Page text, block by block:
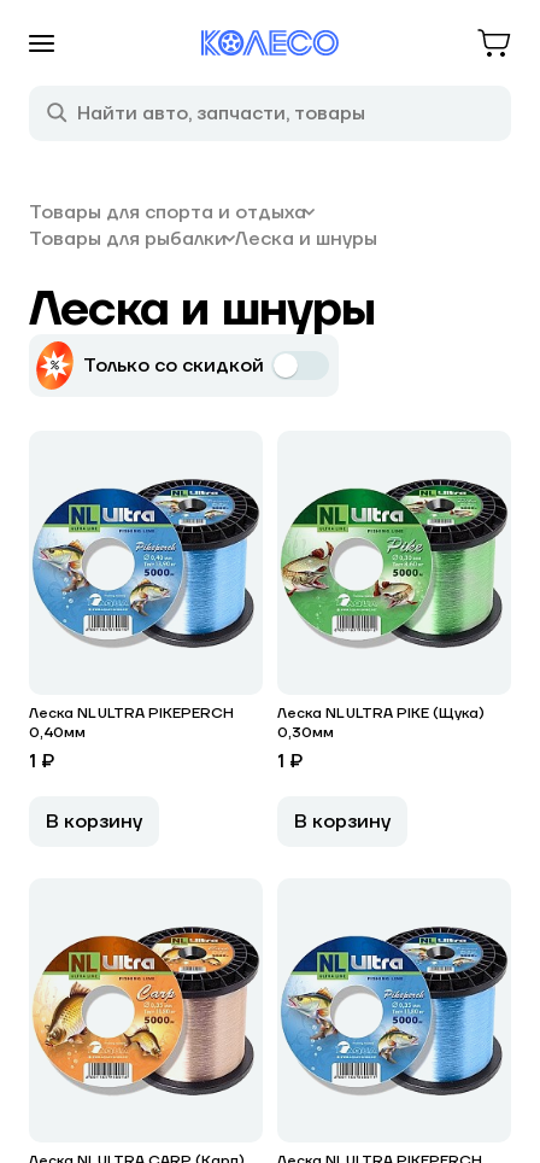
Товары для спорта и отдыха
Товары для рыбалки Леска и шнуры
Леска и шнуры
Только со скидкой
Леска NL ULTRA PIKEPERCH
0,40мм
1 ₽
В корзину
Леска NL ULTRA PIKE (Щука)
0,30мм
1 ₽
В корзину